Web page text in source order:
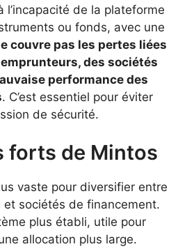
l’incapacité de la plateforme
ou fonds, avec une
couvre pas les pertes liées
des sociétés
performance des
. C’est essentiel pour éviter
de sécurité.
forts de Mintos
vaste pour diversifier entre
et sociétés de financement.
plus établi, utile pour
allocation plus large.